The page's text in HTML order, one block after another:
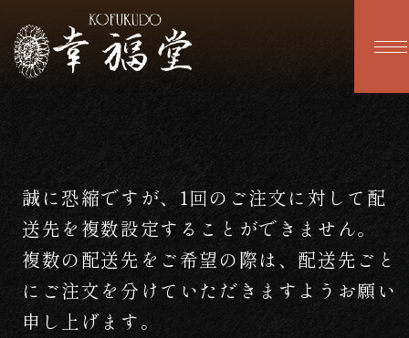
誠に恐縮ですが、1回のご注文に対して配
送先を複数設定することができません。
複数の配送先をご希望の際は、配送先ごと
にご注文を分けていただきますようお願い
申し上げます。